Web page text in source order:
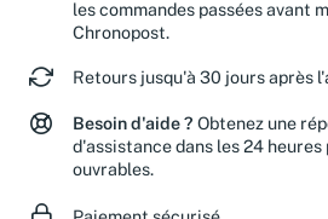
les commandes passées avant
Chronopost.
Retours jusqu'à 30 jours après
Besoin d'aide ? Obtenez une
d'assistance dans les 24
ouvrables.